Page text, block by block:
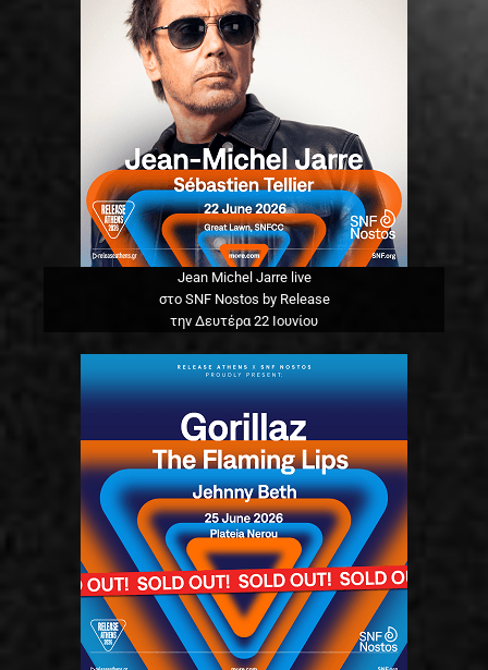
Jean Michel Jarre live
στο SNF Nostos by Release
την Δευτέρα 22 Ιουνίου